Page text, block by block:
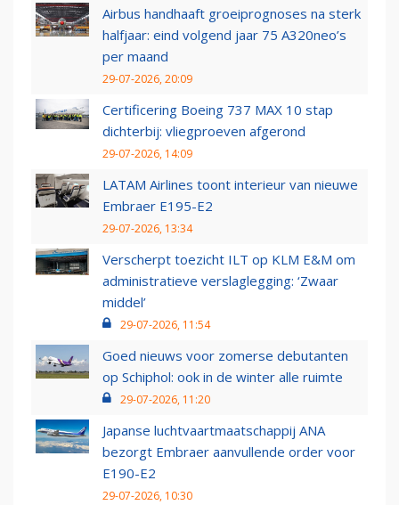
Airbus handhaaft groeiprognoses na sterk
halfjaar: eind volgend jaar 75 A320neo’s
per maand
29-07-2026, 20:09
Certificering Boeing 737 MAX 10 stap
dichterbij: vliegproeven afgerond
29-07-2026, 14:09
LATAM Airlines toont interieur van nieuwe
Embraer E195-E2
29-07-2026, 13:34
Verscherpt toezicht ILT op KLM E&M om
administratieve verslaglegging: ‘Zwaar
middel’
29-07-2026, 11:54
Goed nieuws voor zomerse debutanten
op Schiphol: ook in de winter alle ruimte
29-07-2026, 11:20
Japanse luchtvaartmaatschappij ANA
bezorgt Embraer aanvullende order voor
E190-E2
29-07-2026, 10:30